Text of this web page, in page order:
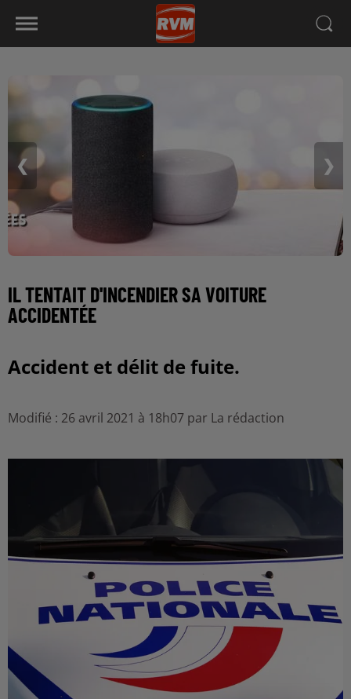
❮ ❯
IL TENTAIT D'INCENDIER SA VOITURE
ACCIDENTÉE
Accident et délit de fuite.
Modifié : 26 avril 2021 à 18h07 par La rédaction